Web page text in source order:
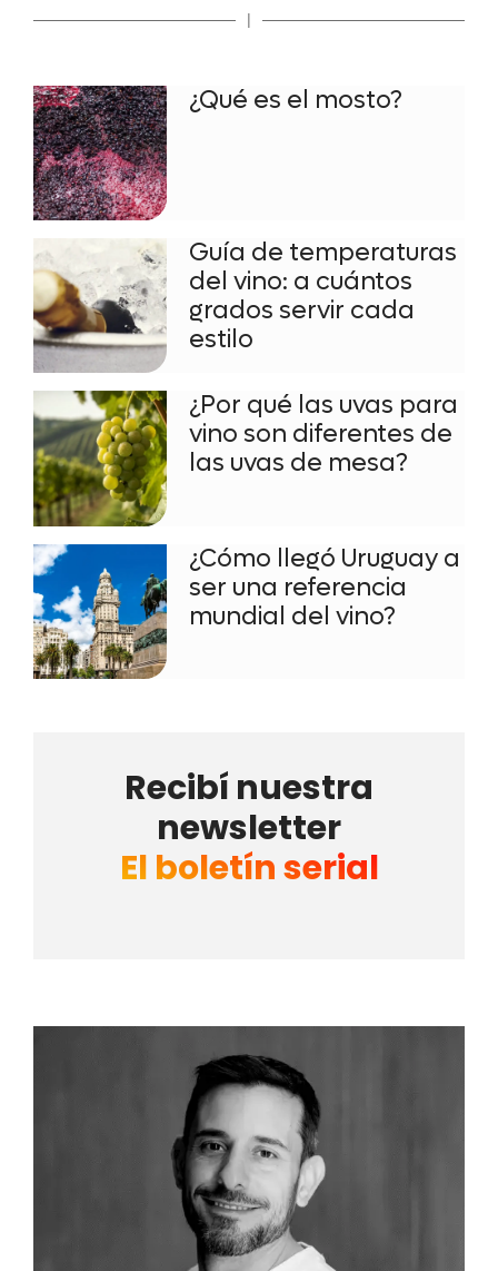
|
¿Qué es el mosto?
Guía de temperaturas
del vino: a cuántos
grados servir cada
estilo
¿Por qué las uvas para
vino son diferentes de
las uvas de mesa?
¿Cómo llegó Uruguay a
ser una referencia
mundial del vino?
Recibí nuestra
newsletter
El boletín serial